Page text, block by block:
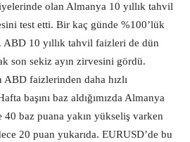
olan Almanya 10 yıllık tahvil
test etti. Bir kaç günde %100’lük
10 yıllık tahvil faizleri de dün
son sekiz ayın zirvesini gördü.
faizlerinden daha hızlı
başını baz aldığımızda Almanya
baz puana yakın yükseliş varken
20 puan yukarıda. EURUSD’de bu